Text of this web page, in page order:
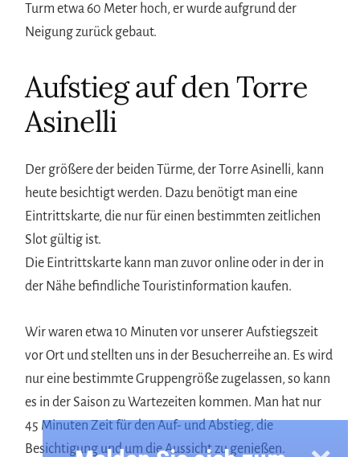
Turm etwa 60 Meter hoch, er wurde aufgrund der
Neigung zurück gebaut.
Aufstieg auf den Torre
Asinelli
Der größere der beiden Türme, der Torre Asinelli, kann
heute besichtigt werden. Dazu benötigt man eine
Eintrittskarte, die nur für einen bestimmten zeitlichen
Slot gültig ist.
Die Eintrittskarte kann man zuvor online oder in der in
der Nähe befindliche Touristinformation kaufen.
Wir waren etwa 10 Minuten vor unserer Aufstiegszeit
vor Ort und stellten uns in der Besucherreihe an. Es wird
nur eine bestimmte Gruppengröße zugelassen, so kann
es in der Saison zu Wartezeiten kommen. Man hat nur
45 Minuten Zeit für den Auf- und Abstieg, die
Besichtigung und um die Aussicht zu genießen.